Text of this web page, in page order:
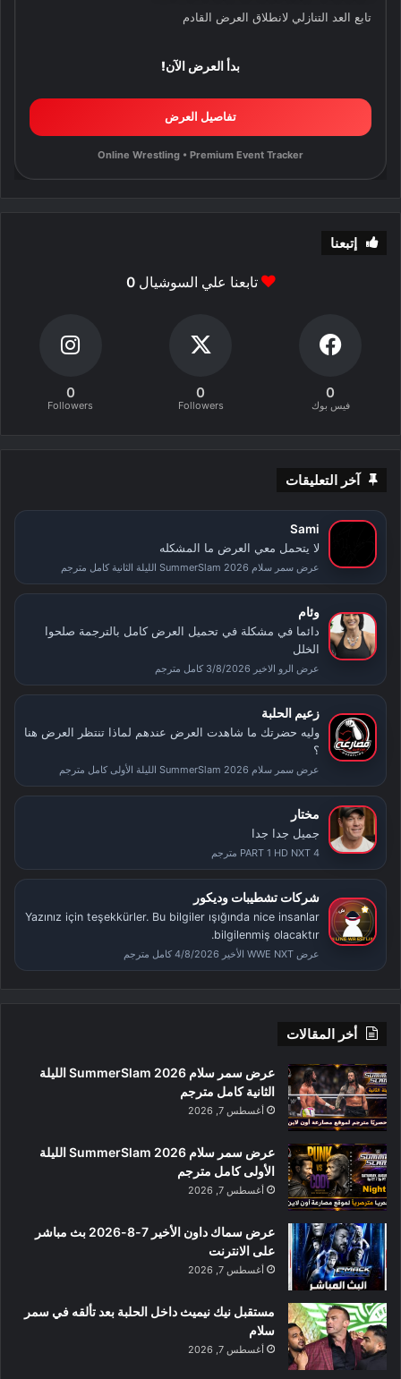
تابع العد التنازلي لانطلاق العرض القادم
بدأ العرض الآن!
تفاصيل العرض
Online Wrestling • Premium Event Tracker
إتبعنا
تابعنا علي السوشيال0
0
فيس بوك
0
Followers
0
Followers
آخر التعليقات
Sami
لا يتحمل معي العرض ما المشكله
عرض سمر سلام SummerSlam 2026 الليلة الثانية كامل مترجم
وئام
دائما في مشكلة في تحميل العرض كامل بالترجمة صلحوا
الخلل
عرض الرو الاخير 3/8/2026 كامل مترجم
زعيم الحلبة
وليه حضرتك ما شاهدت العرض عندهم لماذا تنتظر العرض هنا
؟
عرض سمر سلام SummerSlam 2026 الليلة الأولى كامل مترجم
مختار
جميل جدا جدا
PART 1 HD NXT 4 مترجم
شركات تشطيبات وديكور
Yazınız için teşekkürler. Bu bilgiler ışığında nice insanlar
bilgilenmiş olacaktır.
عرض WWE NXT الأخير 4/8/2026 كامل مترجم
أخر المقالات
عرض سمر سلام SummerSlam 2026 الليلة
الثانية كامل مترجم
أغسطس 7, 2026
عرض سمر سلام SummerSlam 2026 الليلة
الأولى كامل مترجم
أغسطس 7, 2026
عرض سماك داون الأخير 7-8-2026 بث مباشر
على الانترنت
أغسطس 7, 2026
مستقبل نيك نيميث داخل الحلبة بعد تألقه في سمر
سلام
أغسطس 7, 2026